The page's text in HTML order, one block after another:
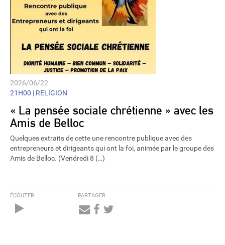
2026/06/22
21H00 | RELIGION
« La pensée sociale chrétienne » avec les
Amis de Belloc
Quelques extraits de cette une rencontre publique avec des
entrepreneurs et dirigeants qui ont la foi, animée par le groupe des
Amis de Belloc. (Vendredi 8 (…)
ÉCOUTER PARTAGER